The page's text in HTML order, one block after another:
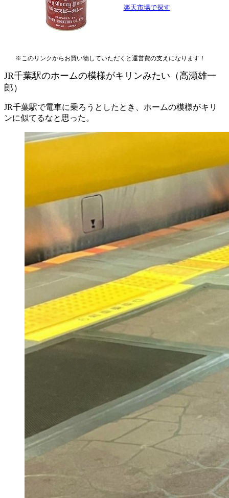
楽天市場で探す
※このリンクからお買い物していただくと運営費の支えになります！
JR千葉駅のホームの模様がキリンみたい（高瀬雄一
郎）
JR千葉駅で電車に乗ろうとしたとき、ホームの模様がキリ
ンに似てるなと思った。